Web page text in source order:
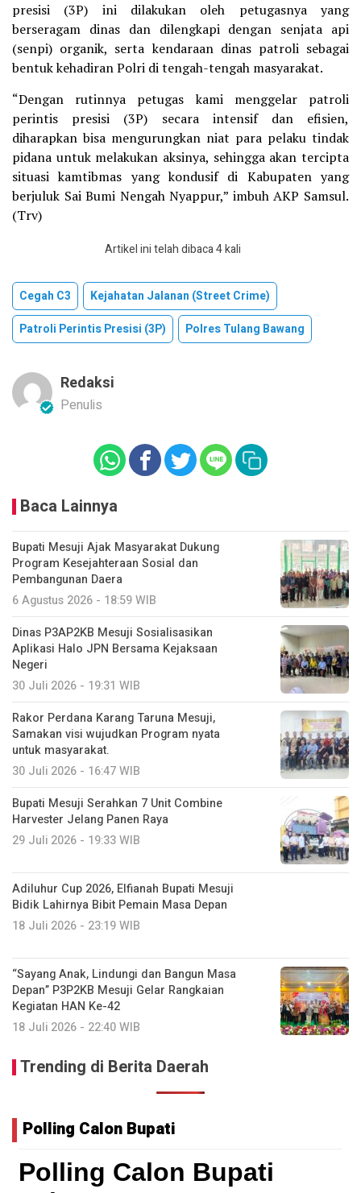
presisi (3P) ini dilakukan oleh petugasnya yang
berseragam dinas dan dilengkapi dengan senjata api
(senpi) organik, serta kendaraan dinas patroli sebagai
bentuk kehadiran Polri di tengah-tengah masyarakat.
“Dengan rutinnya petugas kami menggelar patroli
perintis presisi (3P) secara intensif dan efisien,
diharapkan bisa mengurungkan niat para pelaku tindak
pidana untuk melakukan aksinya, sehingga akan tercipta
situasi kamtibmas yang kondusif di Kabupaten yang
berjuluk Sai Bumi Nengah Nyappur,” imbuh AKP Samsul.
(Trv)
Artikel ini telah dibaca 4 kali
Cegah C3
Kejahatan Jalanan (Street Crime)
Patroli Perintis Presisi (3P)
Polres Tulang Bawang
Redaksi
Penulis
Baca Lainnya
Bupati Mesuji Ajak Masyarakat Dukung
Program Kesejahteraan Sosial dan
Pembangunan Daera
6 Agustus 2026 - 18:59 WIB
Dinas P3AP2KB Mesuji Sosialisasikan
Aplikasi Halo JPN Bersama Kejaksaan
Negeri
30 Juli 2026 - 19:31 WIB
Rakor Perdana Karang Taruna Mesuji,
Samakan visi wujudkan Program nyata
untuk masyarakat.
30 Juli 2026 - 16:47 WIB
Bupati Mesuji Serahkan 7 Unit Combine
Harvester Jelang Panen Raya
29 Juli 2026 - 19:33 WIB
Adiluhur Cup 2026, Elfianah Bupati Mesuji
Bidik Lahirnya Bibit Pemain Masa Depan
18 Juli 2026 - 23:19 WIB
“Sayang Anak, Lindungi dan Bangun Masa
Depan” P3P2KB Mesuji Gelar Rangkaian
Kegiatan HAN Ke-42
18 Juli 2026 - 22:40 WIB
Trending di Berita Daerah
Polling Calon Bupati